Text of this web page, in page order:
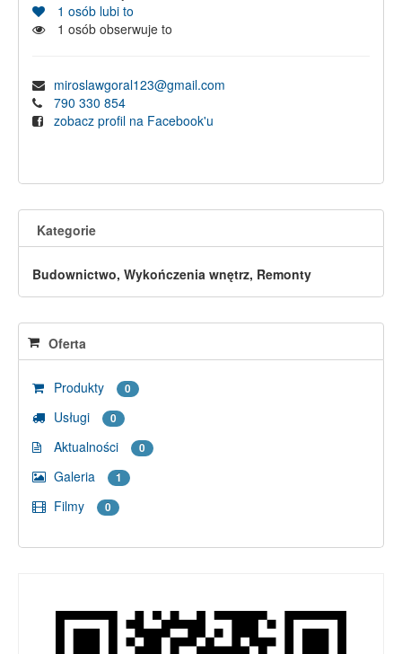
1 osób lubi to
1 osób obserwuje to
miroslawgoral123@gmail.com
790 330 854
zobacz profil na Facebook'u
Kategorie
Budownictwo, Wykończenia wnętrz, Remonty
Oferta
Produkty 0
Usługi 0
Aktualności 0
Galeria 1
Filmy 0